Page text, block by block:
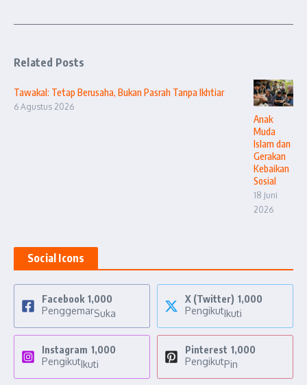
Related Posts
Tawakal: Tetap Berusaha, Bukan Pasrah Tanpa Ikhtiar
6 Agustus 2026
Anak
Muda
Islam dan
Gerakan
Kebaikan
Sosial
18 Juni
2026
Social Icons
Facebook 1,000
PenggemarSuka
X (Twitter) 1,000
PengikutIkuti
Instagram 1,000
PengikutIkuti
Pinterest 1,000
PengikutPin